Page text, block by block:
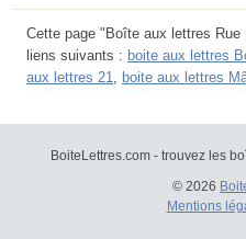
Cette page "Boîte aux lettres
liens suivants : boite aux lettres
aux lettres 21
boite aux lettres
BoiteLettres.com - trouvez les
© 2026
Mentions